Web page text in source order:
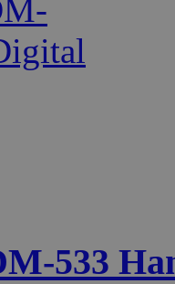
533